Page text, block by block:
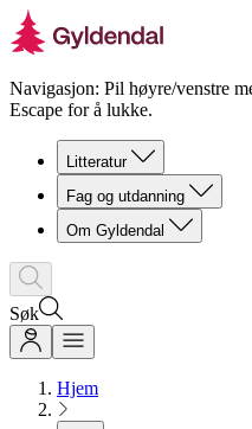
Navigasjon: Pil høyre/venstre
Escape for å lukke.
Litteratur
Fag og utdanning
Om Gyldendal
Søk
Hjem